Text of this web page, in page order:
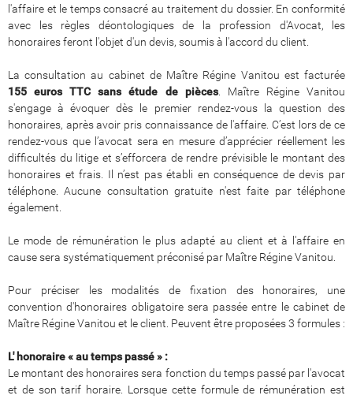
l'affaire et le temps consacré au traitement du dossier. En conformité
avec les règles déontologiques de la profession d'Avocat, les
honoraires feront l'objet d'un devis, soumis à l'accord du client.
La consultation au cabinet de Maître Régine Vanitou est facturée
155 euros TTC sans étude de pièces. Maître Régine Vanitou
s'engage à évoquer dès le premier rendez-vous la question des
honoraires, après avoir pris connaissance de l'affaire. C’est lors de ce
rendez-vous que l’avocat sera en mesure d’apprécier réellement les
difficultés du litige et s’efforcera de rendre prévisible le montant des
honoraires et frais. Il n’est pas établi en conséquence de devis par
téléphone. Aucune consultation gratuite n'est faite par téléphone
également.
Le mode de rémunération le plus adapté au client et à l'affaire en
cause sera systématiquement préconisé par Maître Régine Vanitou.
Pour préciser les modalités de fixation des honoraires, une
convention d'honoraires obligatoire sera passée entre le cabinet de
Maître Régine Vanitou et le client. Peuvent être proposées 3 formules :
L' honoraire « au temps passé » :
Le montant des honoraires sera fonction du temps passé par l'avocat
et de son tarif horaire. Lorsque cette formule de rémunération est